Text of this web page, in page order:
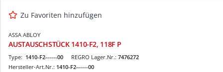
Zu Favoriten hinzufügen
ASSA ABLOY
AUSTAUSCHSTÜCK 1410-F2, 118F P
REGRO Lager.Nr.: 7476272
Type: 1410-F2------00
Hersteller-Art.Nr.: 1410-F2------00